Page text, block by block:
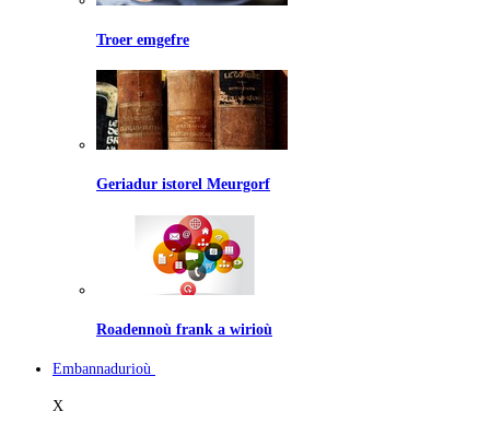
Troer emgefre
Geriadur istorel Meurgorf
Roadennoù frank a wirioù
Embannadurioù
X